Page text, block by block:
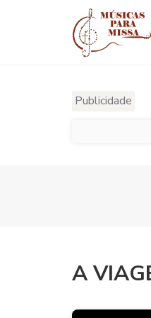
Publicidade
A